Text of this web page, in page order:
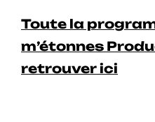
Toute la
m’étonnes
retrouver ici